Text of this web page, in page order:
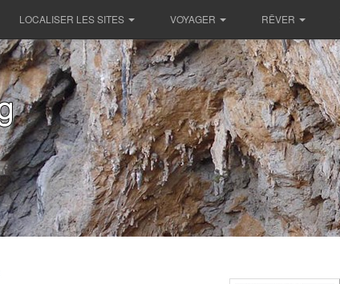
LOCALISER LES SITES VOYAGER RÊVER